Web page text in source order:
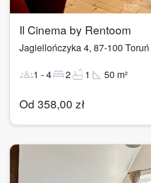
1/25
Il Cinema by Rentoom
Jagiellończyka 4, 87-100 Toruń
groups1 -4bed2bathtub1 square_foot 50 m²
Od 358,00 zł